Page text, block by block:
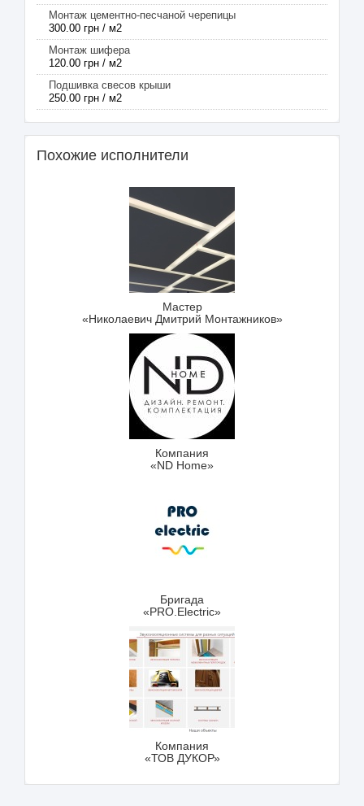
Монтаж цементно-песчаной черепицы
300.00 грн / м2
Монтаж шифера
120.00 грн / м2
Подшивка свесов крыши
250.00 грн / м2
Похожие исполнители
Мастер
«Николаевич Дмитрий Монтажников»
Компания
«ND Home»
Бригада
«PRO.Electric»
Компания
«ТОВ ДУКОР»